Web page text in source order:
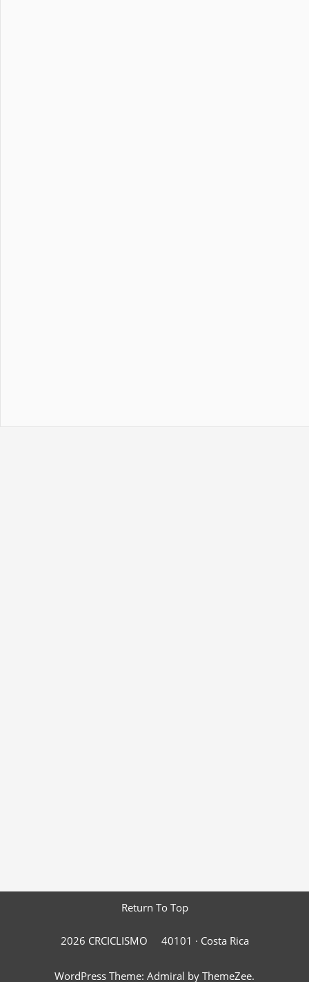
Return To Top
2026 CRCICLISMO 40101 · Costa Rica
WordPress Theme: Admiral by ThemeZee.